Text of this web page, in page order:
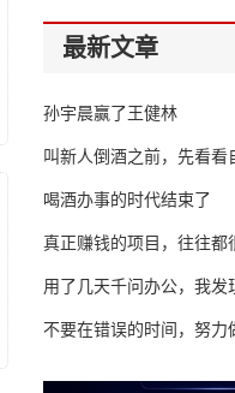
最新文章
孙宇晨赢了王健林
叫新人倒酒之前，先看看
喝酒办事的时代结束了
真正赚钱的项目，往往都
用了几天千问办公，我
不要在错误的时间，努力